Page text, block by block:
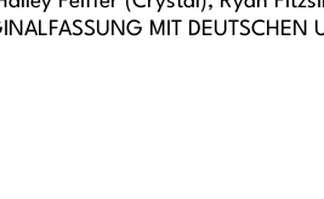
MIT DEUTSCHEN